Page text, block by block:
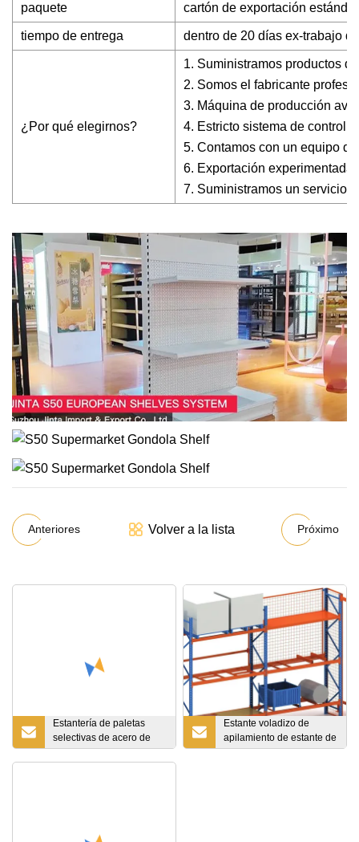
paquete cartón de exportación estándar
tiempo de entrega dentro de 20 días ex-trabajo
¿Por qué elegirnos?
1. Suministramos productos
2. Somos el fabricante
3. Máquina de producción
4. Estricto sistema de control
5. Contamos con un equipo
6. Exportación experimentada
7. Suministramos un servicio
Anteriores Volver a la lista Próximo
Estantería de paletas
selectivas de acero de
servicio pesado para
soluciones de
Estante voladizo de
apilamiento de estante de
almacenamiento de metal